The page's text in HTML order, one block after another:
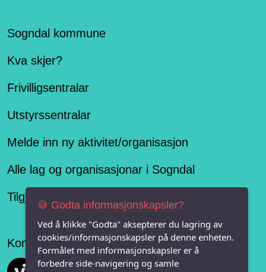
Sogndal kommune
Kva skjer?
Frivilligsentralar
Utstyrssentralar
Melde inn ny aktivitet/organisasjon
Alle lag og organisasjonar i Sogndal
Tilgjengelegheitserklæring
Konseptet er levert av
🍪 Godta informasjonskapsler?
Ved å klikke "Godta" aksepterer du lagring av
cookies/informasjonskapsler på denne enheten.
Formålet med informasjonskapsler er å
forbedre side-navigering og samle